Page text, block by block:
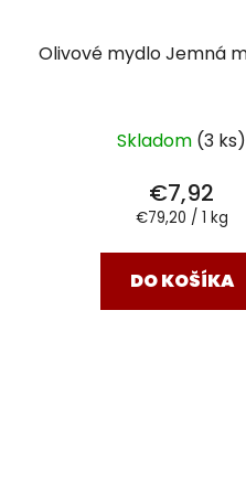
Olivové mydlo Jemná
Skladom (3 ks)
€7,92
Jednotková
€79,20 / 1 kg
DO KOŠÍKA